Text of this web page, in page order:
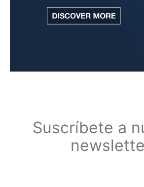
Suscríbete a